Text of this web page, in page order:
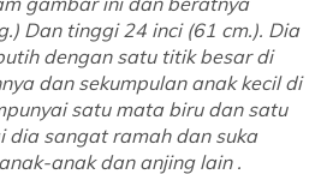
Dan tinggi 24 inci (61 cm.). Dia
dengan satu titik besar di
dan sekumpulan anak kecil di
satu mata biru dan satu
dia sangat ramah dan suka
anak dan anjing lain .